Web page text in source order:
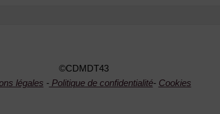
©CDMDT43
légales -Politique de confidentialité- Cookies